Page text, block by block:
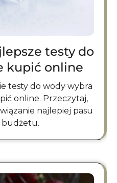
testy do
kupić online
online. Przeczytaj,
najlepiej pasu
budżetu.